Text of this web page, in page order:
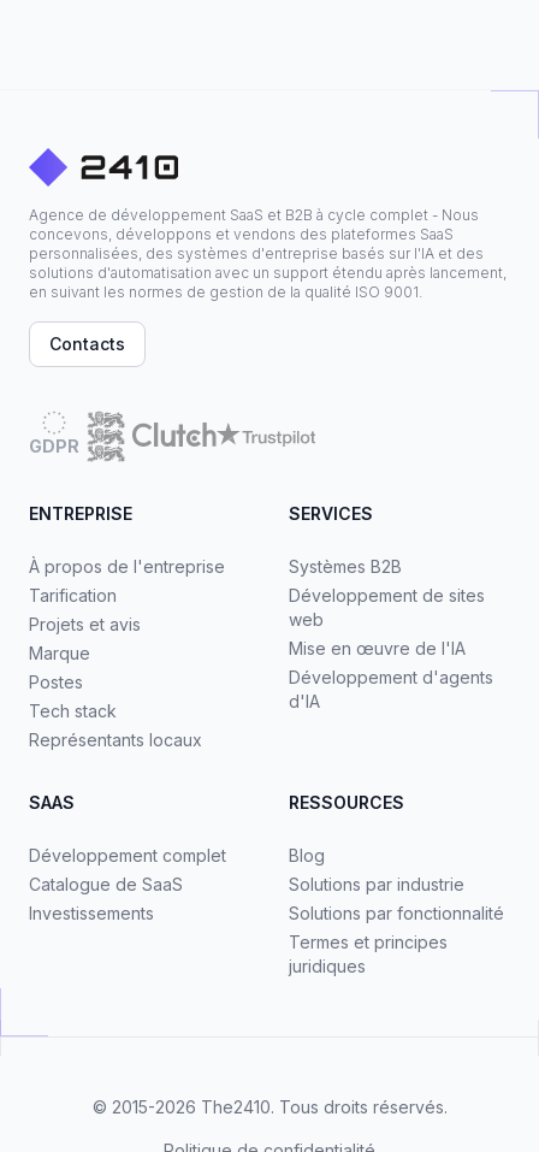
Agence de développement SaaS et B2B à cycle complet - Nous
concevons, développons et vendons des plateformes SaaS
personnalisées, des systèmes d'entreprise basés sur l'IA et des
solutions d'automatisation avec un support étendu après lancement,
en suivant les normes de gestion de la qualité ISO 9001.
Contacts
GDPR
ENTREPRISE
À propos de l'entreprise
Tarification
Projets et avis
Marque
Postes
Tech stack
Représentants locaux
SERVICES
Systèmes B2B
Développement de sites
web
Mise en œuvre de l'IA
Développement d'agents
d'IA
SAAS
Développement complet
Catalogue de SaaS
Investissements
RESSOURCES
Blog
Solutions par industrie
Solutions par fonctionnalité
Termes et principes
juridiques
© 2015-2026 The2410. Tous droits réservés.